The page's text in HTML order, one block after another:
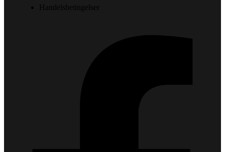
Handelsbetingelser